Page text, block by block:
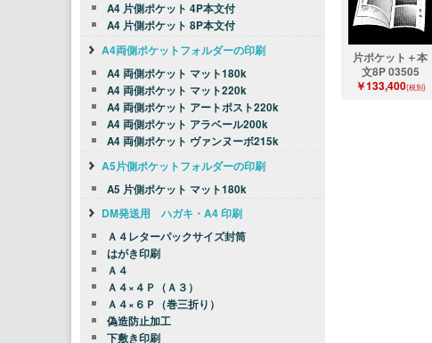
片ポケット＋本
文8P 03505
￥133,400(税別)
A4 片側ポケット 4P本文付
A4 片側ポケット 8P本文付
A4両側ポケットフォルダーの印刷
A4 両側ポケット マット180k
A4 両側ポケット マット220k
A4 両側ポケット アートポスト220k
A4 両側ポケット アラベール200k
A4 両側ポケット ヴァンヌーボ215k
A5片側ポケットフォルダーの印刷
A5 片側ポケット マット180k
DM発送用 ハガキ・A4 印刷
Ａ４レターパックサイズ封筒
はがき印刷
Ａ４
Ａ４×４Ｐ（Ａ３）
Ａ４×６Ｐ（巻三折り）
偽造防止加工
下敷き印刷